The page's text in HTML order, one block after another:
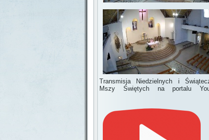
Transmisja Niedzielnych i
Mszy Świętych na portalu